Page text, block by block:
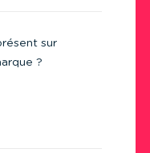
sur
?